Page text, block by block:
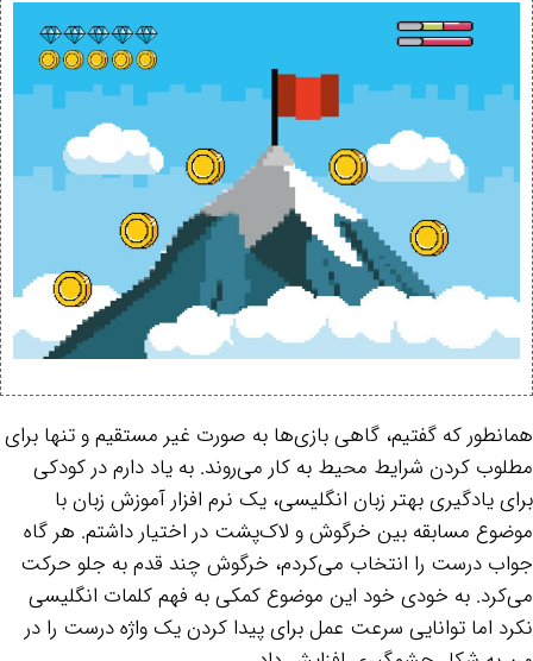
همانطور که گفتیم، گاهی بازی‌ها به صورت غیر مستقیم و تنها برای
مطلوب کردن شرایط محیط به کار می‌روند. به یاد دارم در کودکی
برای یادگیری بهتر زبان انگلیسی، یک نرم افزار آموزش زبان با
موضوع مسابقه بین خرگوش و لاک‌پشت در اختیار داشتم. هر گاه
جواب درست را انتخاب می‌کردم، خرگوش چند قدم به جلو حرکت
می‌کرد. به خودی خود این موضوع کمکی به فهم کلمات انگلیسی
نکرد اما توانایی سرعت عمل برای پیدا کردن یک واژه درست را در